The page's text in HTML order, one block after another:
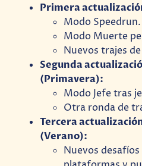
Primera
Modo Speedrun.
Modo Muerte
Nuevos trajes
Segunda
(Primavera):
Modo Jefe tras
Otra ronda de
Tercera
(Verano):
Nuevos